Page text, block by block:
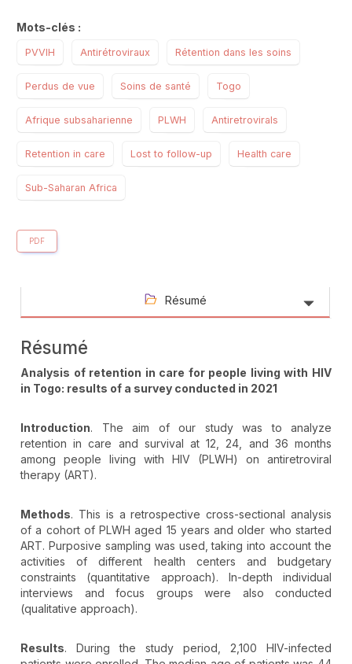
Mots-clés :
PVVIH Antirétroviraux Rétention dans les soins
Perdus de vue Soins de santé Togo
Afrique subsaharienne PLWH Antiretrovirals
Retention in care Lost to follow-up Health care
Sub-Saharan Africa
PDF
Résumé
Résumé
Analysis of retention in care for people living with HIV
in Togo: results of a survey conducted in 2021
Introduction. The aim of our study was to analyze
retention in care and survival at 12, 24, and 36 months
among people living with HIV (PLWH) on antiretroviral
therapy (ART).
Methods. This is a retrospective cross-sectional analysis
of a cohort of PLWH aged 15 years and older who started
ART. Purposive sampling was used, taking into account the
activities of different health centers and budgetary
constraints (quantitative approach). In-depth individual
interviews and focus groups were also conducted
(qualitative approach).
Results. During the study period, 2,100 HIV-infected